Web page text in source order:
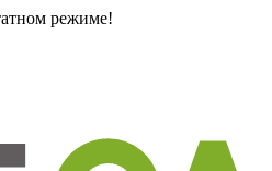
режиме!